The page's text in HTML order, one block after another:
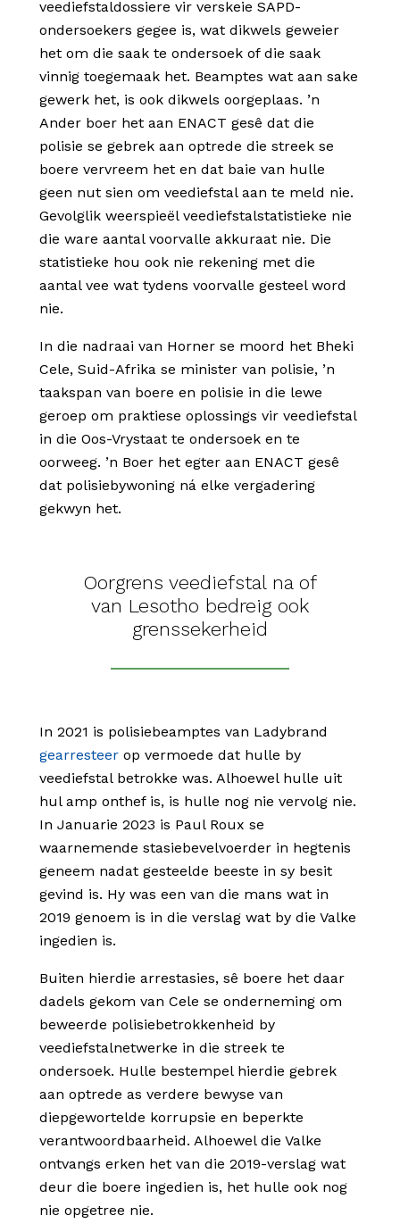
veediefstaldossiere vir verskeie SAPD-
ondersoekers gegee is, wat dikwels geweier
het om die saak te ondersoek of die saak
vinnig toegemaak het. Beamptes wat aan sake
gewerk het, is ook dikwels oorgeplaas. ’n
Ander boer het aan ENACT gesê dat die
polisie se gebrek aan optrede die streek se
boere vervreem het en dat baie van hulle
geen nut sien om veediefstal aan te meld nie.
Gevolglik weerspieël veediefstalstatistieke nie
die ware aantal voorvalle akkuraat nie. Die
statistieke hou ook nie rekening met die
aantal vee wat tydens voorvalle gesteel word
nie.
In die nadraai van Horner se moord het Bheki
Cele, Suid-Afrika se minister van polisie, ’n
taakspan van boere en polisie in die lewe
geroep om praktiese oplossings vir veediefstal
in die Oos-Vrystaat te ondersoek en te
oorweeg. ’n Boer het egter aan ENACT gesê
dat polisiebywoning ná elke vergadering
gekwyn het.
Oorgrens veediefstal na of
van Lesotho bedreig ook
grenssekerheid
In 2021 is polisiebeamptes van Ladybrand
gearresteer op vermoede dat hulle by
veediefstal betrokke was. Alhoewel hulle uit
hul amp onthef is, is hulle nog nie vervolg nie.
In Januarie 2023 is Paul Roux se
waarnemende stasiebevelvoerder in hegtenis
geneem nadat gesteelde beeste in sy besit
gevind is. Hy was een van die mans wat in
2019 genoem is in die verslag wat by die Valke
ingedien is.
Buiten hierdie arrestasies, sê boere het daar
dadels gekom van Cele se onderneming om
beweerde polisiebetrokkenheid by
veediefstalnetwerke in die streek te
ondersoek. Hulle bestempel hierdie gebrek
aan optrede as verdere bewyse van
diepgewortelde korrupsie en beperkte
verantwoordbaarheid. Alhoewel die Valke
ontvangs erken het van die 2019-verslag wat
deur die boere ingedien is, het hulle ook nog
nie opgetree nie.